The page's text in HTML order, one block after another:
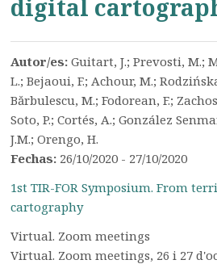
digital
Autor/es:Guitart, J.; Prevosti, M.;
L.; Bejaoui, F.; Achour, M.;
Bărbulescu, M.; Fodorean, F.;
Soto, P.; Cortés, A.; González
J.M.; Orengo, H.
Fechas: 26/10/2020 - 27/10/2020
1st TIR-FOR Symposium. From
cartography
Virtual. Zoom meetings
Virtual. Zoom meetings, 26 i 27